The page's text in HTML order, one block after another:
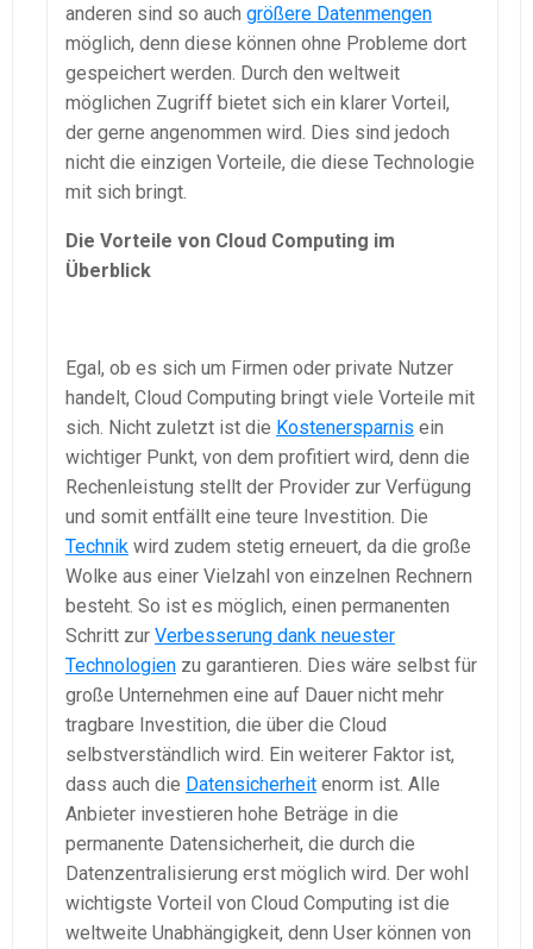
anderen sind so auch größere Datenmengen
möglich, denn diese können ohne Probleme dort
gespeichert werden. Durch den weltweit
möglichen Zugriff bietet sich ein klarer Vorteil,
der gerne angenommen wird. Dies sind jedoch
nicht die einzigen Vorteile, die diese Technologie
mit sich bringt.
Die Vorteile von Cloud Computing im
Überblick
Egal, ob es sich um Firmen oder private Nutzer
handelt, Cloud Computing bringt viele Vorteile mit
sich. Nicht zuletzt ist die Kostenersparnis ein
wichtiger Punkt, von dem profitiert wird, denn die
Rechenleistung stellt der Provider zur Verfügung
und somit entfällt eine teure Investition. Die
Technik wird zudem stetig erneuert, da die große
Wolke aus einer Vielzahl von einzelnen Rechnern
besteht. So ist es möglich, einen permanenten
Schritt zur Verbesserung dank neuester
Technologien zu garantieren. Dies wäre selbst für
große Unternehmen eine auf Dauer nicht mehr
tragbare Investition, die über die Cloud
selbstverständlich wird. Ein weiterer Faktor ist,
dass auch die Datensicherheit enorm ist. Alle
Anbieter investieren hohe Beträge in die
permanente Datensicherheit, die durch die
Datenzentralisierung erst möglich wird. Der wohl
wichtigste Vorteil von Cloud Computing ist die
weltweite Unabhängigkeit, denn User können von